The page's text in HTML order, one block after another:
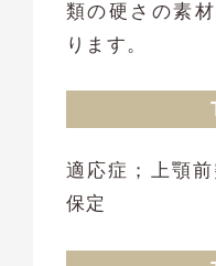
類の硬さの素
ります。
適応症；上顎
保定